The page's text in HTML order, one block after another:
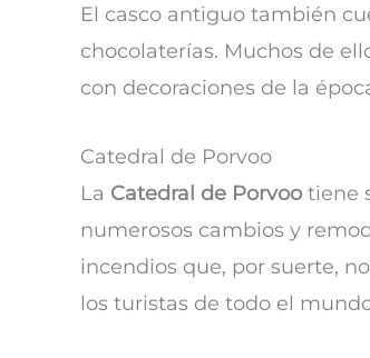
El casco antiguo también
chocolaterías. Muchos de
con decoraciones de la
Catedral de Porvoo
La Catedral de Porvoo tiene
numerosos cambios y
incendios que, por suerte,
los turistas de todo el